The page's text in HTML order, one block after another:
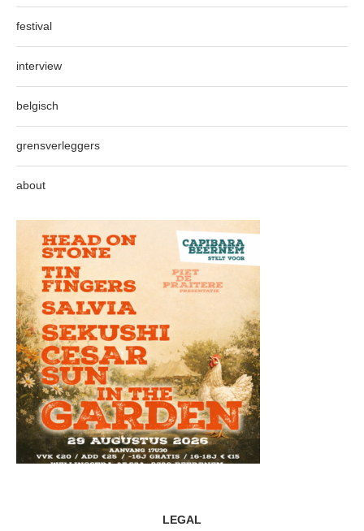
festival
interview
belgisch
grensverleggers
about
LEGAL